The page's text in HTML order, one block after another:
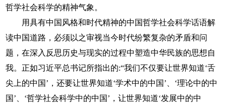
哲学社会科学的精神气象。
用具有中国风格和时代精神的中国哲学社会科学话语解
读中国道路，必须以之审视当今时代纷繁复杂的矛盾和问
题，在深入反思历史与现实的过程中塑造中华民族的思想自
我。正如习近平总书记所指出的:“我们不仅要让世界知道‘舌
尖上的中国’，还要让世界知道‘学术中的中国’、‘理论中的中
国’、‘哲学社会科学中的中国’，让世界知道‘发展中的中